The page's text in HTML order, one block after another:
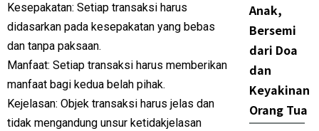
Kesepakatan: Setiap transaksi harus
didasarkan pada kesepakatan yang bebas
dan tanpa paksaan.
Manfaat: Setiap transaksi harus memberikan
manfaat bagi kedua belah pihak.
Kejelasan: Objek transaksi harus jelas dan
tidak mengandung unsur ketidakjelasan
Anak,
Bersemi
dari Doa
dan
Keyakinan
Orang Tua